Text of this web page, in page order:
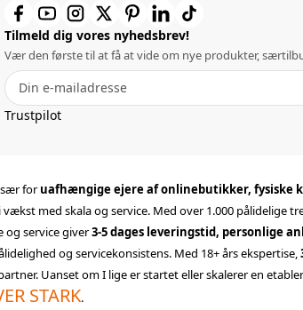
Tilmeld dig vores nyhedsbrev!
Vær den første til at få at vide om nye produkter,
Trustpilot
foruafhængige ejere af onlinebutikker, fysiske
med skala og service. Med over 1.000 pålidelige
og service giver3-5 dages leveringstid, personlige
og servicekonsistens. Med 18+ års ekspertise,
Uanset om I lige er startet eller skalerer en
STARK.